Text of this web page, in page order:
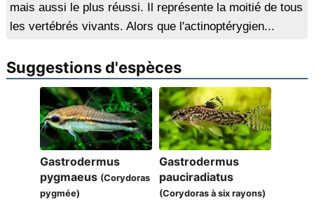
mais aussi le plus réussi. Il représente la moitié de tous
les vertébrés vivants. Alors que l'actinoptérygien...
Suggestions d'espèces
Gastrodermus
pygmaeus (Corydoras
pygmée)
Gastrodermus
pauciradiatus
(Corydoras à six rayons)